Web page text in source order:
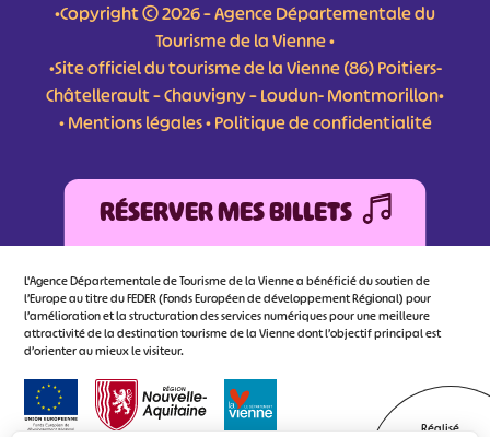
•Copyright © 2026 – Agence Départementale du
Tourisme de la Vienne •
•Site officiel du tourisme de la Vienne (86) Poitiers-
Châtellerault – Chauvigny – Loudun- Montmorillon•
•Mentions légales•Politique de confidentialité
RÉSERVER MES BILLETS
L'Agence Départementale de Tourisme de la Vienne a bénéficié du soutien de
l’Europe au titre du FEDER (Fonds Européen de développement Régional) pour
l’amélioration et la structuration des services numériques pour une meilleure
attractivité de la destination tourisme de la Vienne dont l’objectif principal est
d’orienter au mieux le visiteur.
Réalisé